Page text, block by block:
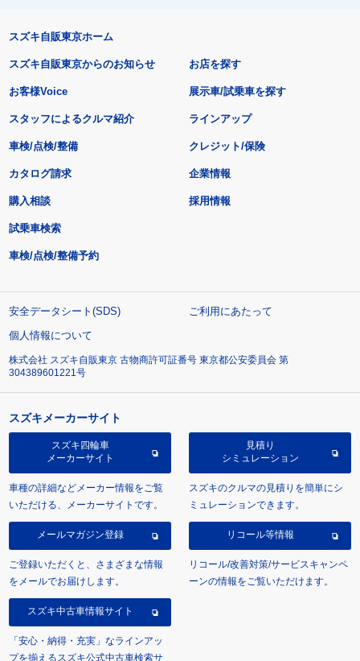
スズキ自販東京ホーム
スズキ自販東京からのお知らせ
お客様Voice
スタッフによるクルマ紹介
お店を探す
展示車/試乗車を探す
ラインアップ
車検/点検/整備 クレジット/保険
カタログ請求
購入相談
試乗車検索
車検/点検/整備予約
企業情報
採用情報
安全データシート(SDS)
ご利用にあたって
個人情報について
株式会社 スズキ自販東京 古物商許可証番号 東京都公安委員会 第
304389601221号
スズキメーカーサイト
スズキ四輪車
メーカーサイト
車種の詳細などメーカー情報をご覧
いただける、メーカーサイトです。
見積り
シミュレーション
スズキのクルマの見積りを簡単にシ
ミュレーションできます。
メールマガジン登録
ご登録いただくと、さまざまな情報
をメールでお届けします。
リコール等情報
リコール/改善対策/サービスキャンペ
ーンの情報をご覧いただけます。
スズキ中古車情報サイト
「安心・納得・充実」なラインアッ
プを揃えるスズキ公式中古車検索サ